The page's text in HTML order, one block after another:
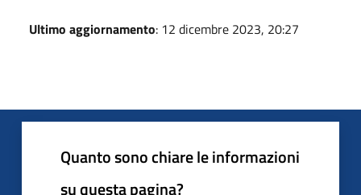
Ultimo aggiornamento: 12 dicembre 2023, 20:27
Quanto sono chiare le informazioni
su questa pagina?